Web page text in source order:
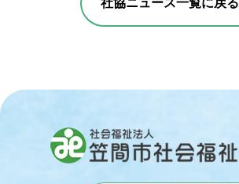
社協ニュース一覧に戻る